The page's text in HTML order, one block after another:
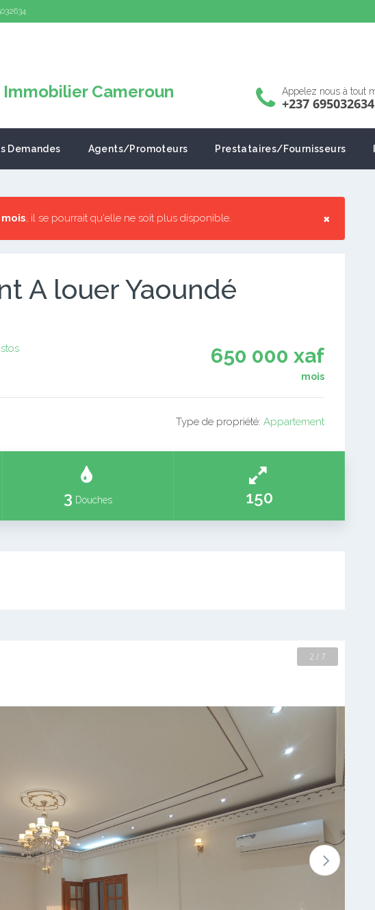
Appelez nous à tout
+237 695032634
Demandes Agents/Promoteurs Prestataires/Fournisseurs
×
, il se pourrait qu'elle ne soit plus disponible.
A louer Yaoundé
650 000 xaf
mois
Type de propriété: Appartement
3 Douches 150
2 / 7